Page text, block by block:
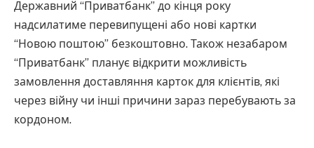
Державний “Приватбанк” до кінця року
надсилатиме перевипущені або нові картки
“Новою поштою” безкоштовно. Також незабаром
“Приватбанк” планує відкрити можливість
замовлення доставляння карток для клієнтів, які
через війну чи інші причини зараз перебувають за
кордоном.